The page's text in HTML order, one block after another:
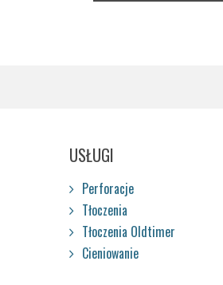
USŁUGI
Perforacje
Tłoczenia
Tłoczenia Oldtimer
Cieniowanie